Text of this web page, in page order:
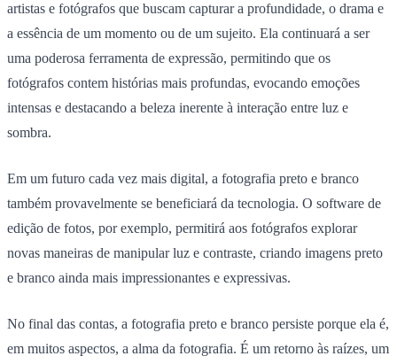
artistas e fotógrafos que buscam capturar a profundidade, o drama e
a essência de um momento ou de um sujeito. Ela continuará a ser
uma poderosa ferramenta de expressão, permitindo que os
fotógrafos contem histórias mais profundas, evocando emoções
intensas e destacando a beleza inerente à interação entre luz e
sombra.
Em um futuro cada vez mais digital, a fotografia preto e branco
também provavelmente se beneficiará da tecnologia. O software de
edição de fotos, por exemplo, permitirá aos fotógrafos explorar
novas maneiras de manipular luz e contraste, criando imagens preto
e branco ainda mais impressionantes e expressivas.
No final das contas, a fotografia preto e branco persiste porque ela é,
em muitos aspectos, a alma da fotografia. É um retorno às raízes, um